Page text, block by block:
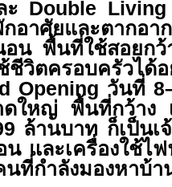
ะ Double
กอาศัยและตาก
น พื้นที่ใช้สอยกว้
ชีวิตครอบครัวได้
Opening วันที่
ดใหญ่ พื้นที่กว้าง
ล้านบาท ก็เป็น
น และเครื่องใช้ไ
ที่กำลังมองหาบ้า